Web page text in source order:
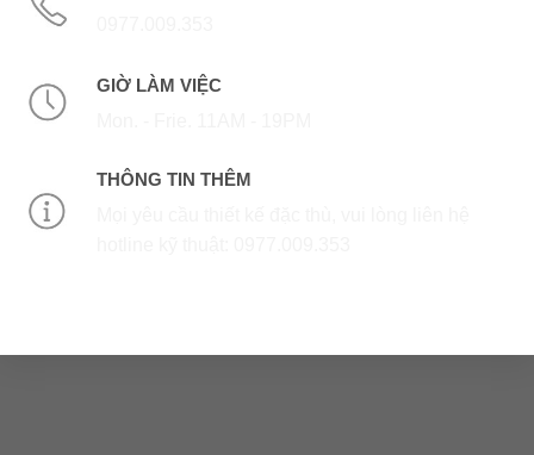
GIỜ LÀM VIỆC
THÔNG TIN THÊM